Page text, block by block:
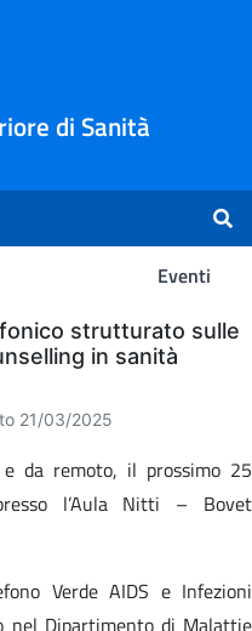
di Sanità
Eventi
strutturato sulle
in sanità
21/03/2025
e da remoto, il prossimo 25
l’Aula Nitti – Bovet
Verde AIDS e Infezioni
nel Dipartimento di Malattie